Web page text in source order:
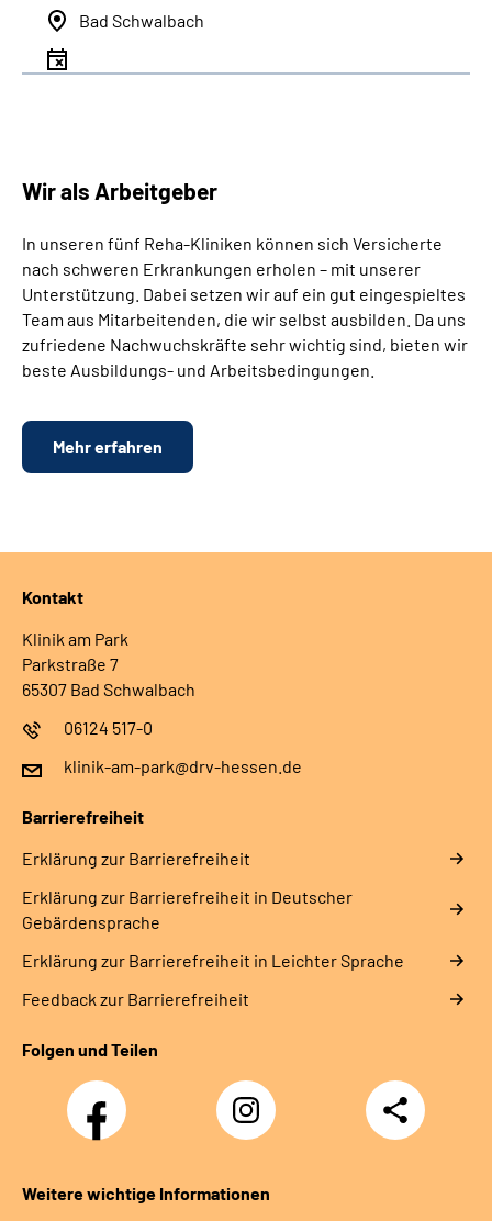
Bad Schwalbach
Wir als Arbeitgeber
In unseren fünf Reha-Kliniken können sich Versicherte
nach schweren Erkrankungen erholen – mit unserer
Unterstützung. Dabei setzen wir auf ein gut eingespieltes
Team aus Mitarbeitenden, die wir selbst ausbilden. Da uns
zufriedene Nachwuchskräfte sehr wichtig sind, bieten wir
beste Ausbildungs- und Arbeitsbedingungen.
Mehr erfahren
Kontakt
Klinik am Park
Parkstraße 7
65307 Bad Schwalbach
06124 517-0
klinik-am-park@drv-hessen.de
Barrierefreiheit
Erklärung zur Barrierefreiheit
Erklärung zur Barrierefreiheit in Deutscher
Gebärdensprache
Erklärung zur Barrierefreiheit in Leichter Sprache
Feedback zur Barrierefreiheit
Folgen und Teilen
Facebook Instagram
Teilen
Weitere wichtige Informationen